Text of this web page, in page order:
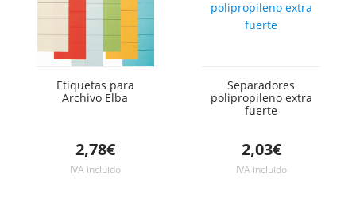
Etiquetas para
Archivo Elba
2,78€
IVA incluido
Separadores
polipropileno extra
fuerte
2,03€
IVA incluido